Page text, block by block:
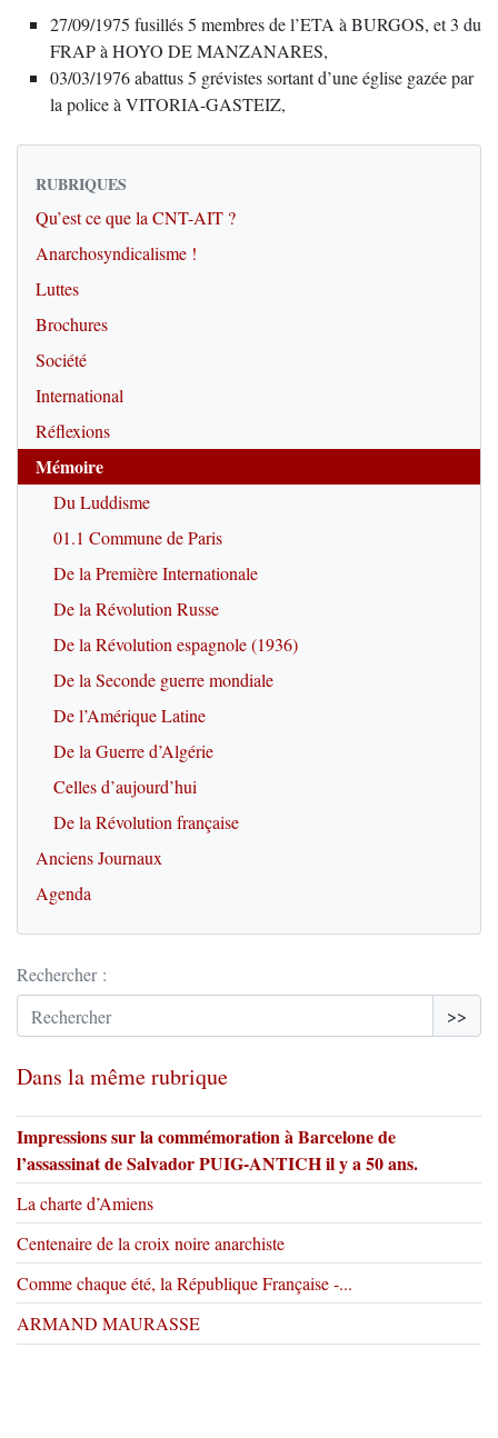
27/09/1975 fusillés 5 membres de l’ETA à BURGOS, et 3 du
FRAP à HOYO DE MANZANARES,
03/03/1976 abattus 5 grévistes sortant d’une église gazée par
la police à VITORIA-GASTEIZ,
RUBRIQUES
Qu’est ce que la CNT-AIT ?
Anarchosyndicalisme !
Luttes
Brochures
Société
International
Réflexions
Mémoire
Du Luddisme
01.1 Commune de Paris
De la Première Internationale
De la Révolution Russe
De la Révolution espagnole (1936)
De la Seconde guerre mondiale
De l’Amérique Latine
De la Guerre d’Algérie
Celles d’aujourd’hui
De la Révolution française
Anciens Journaux
Agenda
Rechercher :
>>
Dans la même rubrique
Impressions sur la commémoration à Barcelone de
l’assassinat de Salvador PUIG-ANTICH il y a 50 ans.
La charte d’Amiens
Centenaire de la croix noire anarchiste
Comme chaque été, la République Française -...
ARMAND MAURASSE